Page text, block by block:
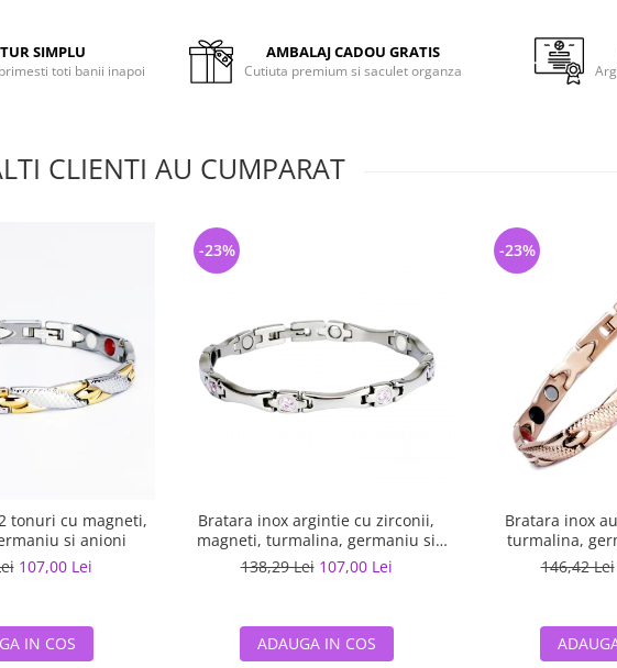
SIMPLU
toti banii inapoi
AMBALAJ CADOU GRATIS
Cutiuta premium si saculet organza
CLIENTI AU CUMPARAT
tonuri cu magneti,
si anioni
107,00 Lei
IN COS
Bratara inox argintie cu zirconii,
magneti, turmalina, germaniu si
anioni
138,29 Lei 107,00 Lei
-23%
ADAUGA IN COS
Bratara inox
turmalina,
146,42 Lei
-23%